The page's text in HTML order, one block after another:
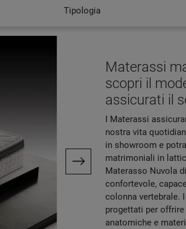
Tipologia
Materassi
scopri il
assicurati il
I Materassi
nostra vita
in showroom e
matrimoniali in
Materasso Nuvola
confortevole,
colonna vertebrale.
progettati per
anatomiche e